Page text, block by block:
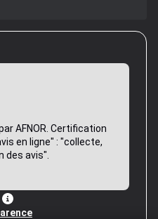
AFNOR. Certification
en ligne" : "collecte,
avis".